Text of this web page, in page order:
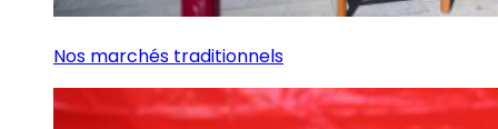
Nos marchés traditionnels